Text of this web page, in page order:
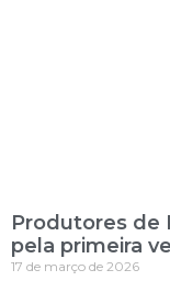
Produtores de
pela primeira
17 de março de 2026